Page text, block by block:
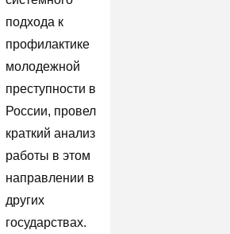
подхода к
профилактике
молодежной
преступности в
России, провел
краткий анализ
работы в этом
направлении в
других
государствах.